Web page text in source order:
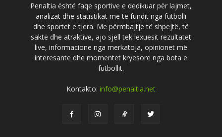
Penaltia është faqe sportive e dedikuar për lajmet,
analizat dhe statistikat më të fundit nga futbolli
dhe sportet e tjera. Me përmbajtje të shpejtë, të
saktë dhe atraktive, ajo sjell tek lexuesit rezultatet
live, informacione nga merkatoja, opinionet më
interesante dhe momentet kryesore nga bota e
futbollit.
Kontakto: info@penaltia.net